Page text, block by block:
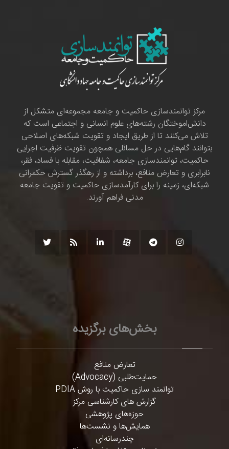
مرکز توانمندسازی حاکمیت و جامعه مجموعه‌ای متشکل از
دانش‌اموختگان رشته‌های علوم انسانی و اجتماعی است که
تلاش می‌کنند تا از طریق ایجاد و تقویت شبکه‌های اصلاحی
بتوانند گام‌هایی در حل مسائلی همچون تقویت ظرفیت اجرایی
حاکمیت، توانمندسازی جامعه، شفافیت، مقابله با فساد، فقر،
نابرابری و تعارض منافع، برداشته و از رهگذر گسترش حکمرانی
شبکه‌ای، زمینه را برای کارآمدسازی حاکمیت و تقویت جامعه
مدنی فراهم آورند.
بخش‌های برگزیده
تعارض منافع
حمایت‌طلبی (Advocacy)
توانمند سازی حاکمیت با روش PDIA
گزارش های کارشناسی مرکز
حوزه‌های پژوهشی
همایش‌ها و نشست‌ها
چندرسانه‌ای